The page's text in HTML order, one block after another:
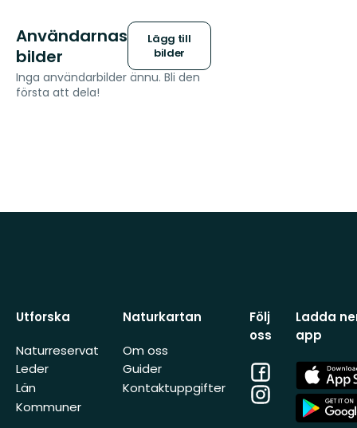
Användarnas
bilder
Lägg till
bilder
Inga användarbilder ännu. Bli den
första att dela!
Utforska
Naturreservat
Leder
Län
Kommuner
Naturkartan
Om oss
Guider
Kontaktuppgifter
Följ
oss
Facebook
Instagram
Ladda
app
App
Store
App
Store